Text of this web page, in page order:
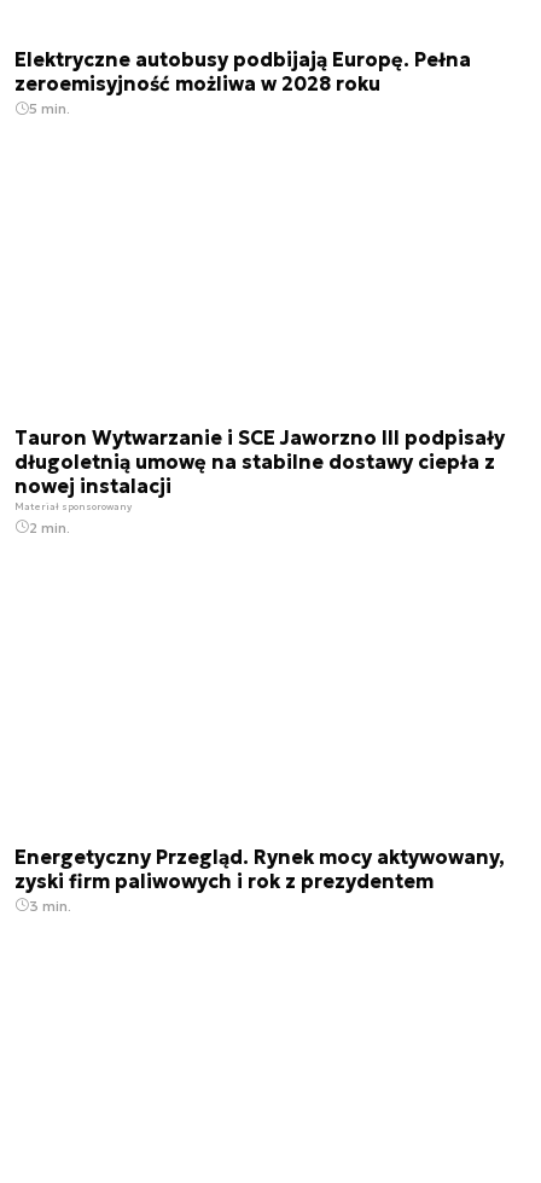
Elektryczne autobusy podbijają Europę. Pełna
zeroemisyjność możliwa w 2028 roku
5 min.
Tauron Wytwarzanie i SCE Jaworzno III podpisały
długoletnią umowę na stabilne dostawy ciepła z
nowej instalacji
Materiał sponsorowany
2 min.
Energetyczny Przegląd. Rynek mocy aktywowany,
zyski firm paliwowych i rok z prezydentem
3 min.